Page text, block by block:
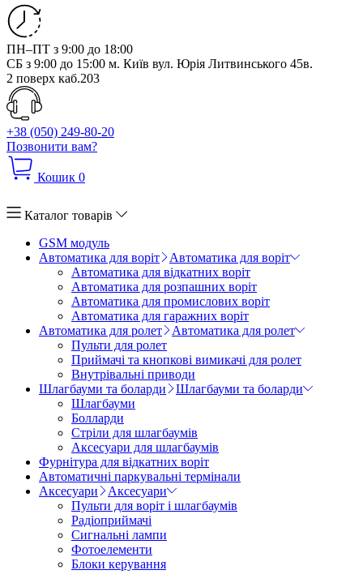
ПН–ПТ з 9:00 до 18:00
СБ з 9:00 до 15:00 м. Київ вул. Юрія Литвинського 45в.
2 поверх каб.203
+38 (050) 249-80-20
Позвонити вам?
Кошик 0
Каталог товарів
GSM модуль
Автоматика для воріт
Автоматика для воріт
Автоматика для відкатних воріт
Автоматика для розпашних воріт
Автоматика для промислових воріт
Автоматика для гаражних воріт
Автоматика для ролет
Автоматика для ролет
Пульти для ролет
Приймачі та кнопкові вимикачі для ролет
Внутрівальні приводи
Шлагбауми та боларди
Шлагбауми та боларди
Шлагбауми
Болларди
Стріли для шлагбаумів
Аксесуари для шлагбаумів
Фурнітура для відкатних воріт
Автоматичні паркувальні термінали
Аксесуари
Аксесуари
Пульти для воріт і шлагбаумів
Радіоприймачі
Сигнальні лампи
Фотоелементи
Блоки керування